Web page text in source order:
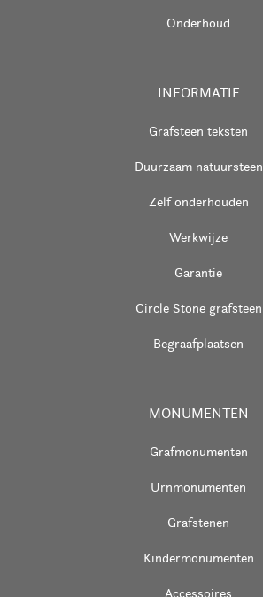
Onderhoud
INFORMATIE
Grafsteen teksten
Duurzaam natuursteen
Zelf onderhouden
Werkwijze
Garantie
Circle Stone grafsteen
Begraafplaatsen
MONUMENTEN
Grafmonumenten
Urnmonumenten
Grafstenen
Kindermonumenten
Accessoires